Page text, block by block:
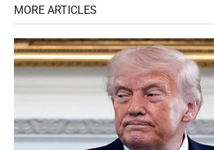
MORE ARTICLES